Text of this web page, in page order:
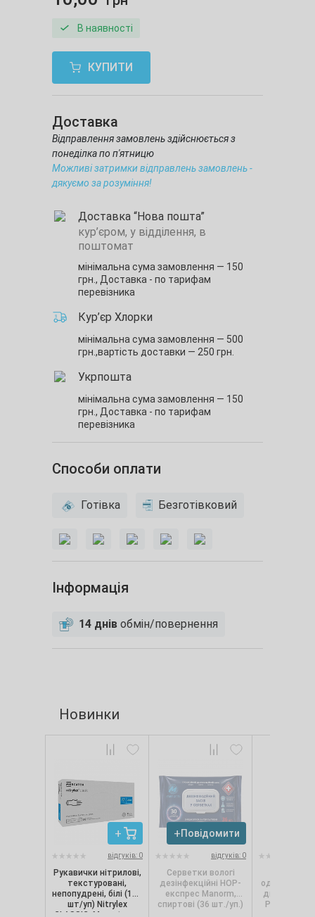
В наявності
КУПИТИ
Доставка
Відправлення замовлень здійснюється з
понеділка по п'ятницю
Можливі затримки відправлень замовлень -
дякуємо за розуміння!
Доставка “Нова пошта”
кур’єром, у відділення, в
поштомат
мінімальна сума замовлення — 150
грн., Доставка - по тарифам
перевізника
Кур’єр Хлорки
мінімальна сума замовлення — 500
грн.,вартість доставки — 250 грн.
Укрпошта
мінімальна сума замовлення — 150
грн., Доставка - по тарифам
перевізника
Способи оплати
Готівка Безготівковий
Інформація
14 днів обмін/повернення
Новинки
відгуків: 0
Рукавички нітрилові,
текстуровані,
непопудрені, білі (100
шт/уп) Nitrylex
CLASSIC, Mercator, р.
Повідомити
відгуків: 0
Серветки вологі
дезінфекційні НОР-
експрес Manorm,
спиртові (36 шт./уп.)
одношарові,
Pro.Extra,